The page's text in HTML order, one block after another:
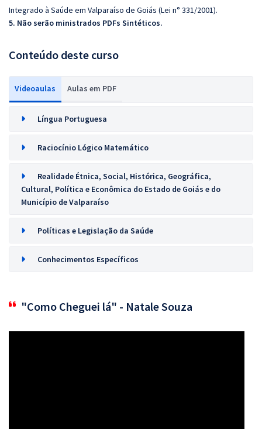
Integrado à Saúde em Valparaíso de Goiás (Lei n° 331/2001).
5. Não serão ministrados PDFs Sintéticos.
Conteúdo deste curso
Videoaulas Aulas em PDF
Língua Portuguesa
Raciocínio Lógico Matemático
Realidade Étnica, Social, Histórica, Geográfica,
Cultural, Política e Econômica do Estado de Goiás e do
Município de Valparaíso
Políticas e Legislação da Saúde
Conhecimentos Específicos
"Como Cheguei lá" - Natale Souza